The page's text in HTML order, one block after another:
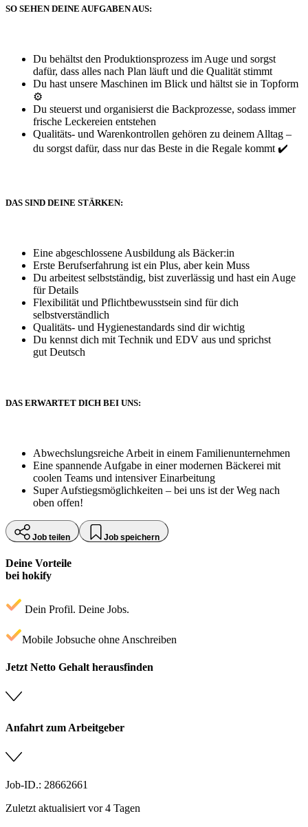
SO SEHEN DEINE AUFGABEN AUS:
Du behältst den Produktionsprozess im Auge und sorgst
dafür, dass alles nach Plan läuft und die Qualität stimmt
Du hast unsere Maschinen im Blick und hältst sie in Topform
⚙️
Du steuerst und organisierst die Backprozesse, sodass immer
frische Leckereien entstehen
Qualitäts- und Warenkontrollen gehören zu deinem Alltag –
du sorgst dafür, dass nur das Beste in die Regale kommt ✔️
DAS SIND DEINE STÄRKEN:
Eine abgeschlossene Ausbildung als Bäcker:in
Erste Berufserfahrung ist ein Plus, aber kein Muss
Du arbeitest selbstständig, bist zuverlässig und hast ein Auge
für Details
Flexibilität und Pflichtbewusstsein sind für dich
selbstverständlich
Qualitäts- und Hygienestandards sind dir wichtig
Du kennst dich mit Technik und EDV aus und sprichst
gut Deutsch
DAS ERWARTET DICH BEI UNS:
Abwechslungsreiche Arbeit in einem Familienunternehmen
Eine spannende Aufgabe in einer modernen Bäckerei mit
coolen Teams und intensiver Einarbeitung
Super Aufstiegsmöglichkeiten – bei uns ist der Weg nach
oben offen!
Job teilen Job speichern
Deine Vorteile
bei hokify
Dein Profil. Deine Jobs.
Mobile Jobsuche ohne Anschreiben
Jetzt Netto Gehalt herausfinden
Anfahrt zum Arbeitgeber
Job-ID.: 28662661
Zuletzt aktualisiert vor 4 Tagen